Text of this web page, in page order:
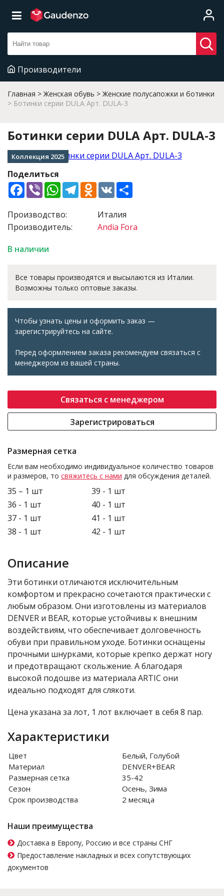
Производители
Главная Женская обувь
Женские полусапожки и ботинки
Ботинки серии DULA Арт. DULA-3
Ботинки серии DULA Арт. DULA-3
Коллекция 2025
Поделиться
Facebook
ViberWhatsApp
TelegramOdnoklassniki
VK
Производство:
Производитель:
Италия
Andia Fora
В наличии
Все товары производятся и высылаются из Италии.
Возможны только оптовые заказы.
Чтобы узнать цены и оформить заказ —
зарегистрируйтесь на сайте.
Перед оформлением заказа рекомендуем связаться с
менеджером из вашей страны.
Связаться с менеджером
Зарегистрироваться
Размерная сетка
Если вам необходимо индивидуальное количество товаров
и размеров, то свяжитесь с нами для обсуждения деталей.
35 – 1 шт
36 - 1 шт
37 - 1 шт
38 - 1 шт
39 - 1 шт
40 - 1 шт
41 - 1 шт
42 - 1 шт
Описание
Эти ботинки отличаются исключительным
комфортом и прекрасно сочетаются практически с
любым образом. Они изготовлены из материалов
DENVER и BEAR, которые устойчивы к внешним
воздействиям, что обеспечивает долговечность
обуви при правильном уходе. Ботинки оснащены
прочными шнурками, которые крепко держат ногу
и предотвращают скольжение. А благодаря
высокой подошве из материала ARTIC они
идеально подходят для слякоти.
Цена указана за лот, 1 лот включает в себя 8 пар.
Характеристики
Цвет
Белый, Голубой
Материал
DENVER+BEAR
Размерная сетка
35-42
Сезон
Осень, Зима
Срок производства
2 месяца
Наши преимущества
Доставка в Европу, Россию и все страны СНГ
Предоставление накладных и всех сопутствующих
документов